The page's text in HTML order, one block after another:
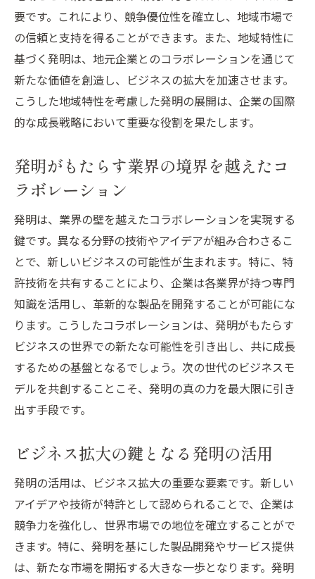
要です。これにより、競争優位性を確立し、地域市場で
の信頼と支持を得ることができます。また、地域特性に
基づく発明は、地元企業とのコラボレーションを通じて
新たな価値を創造し、ビジネスの拡大を加速させます。
こうした地域特性を考慮した発明の展開は、企業の国際
的な成長戦略において重要な役割を果たします。
発明がもたらす業界の境界を越えたコ
ラボレーション
発明は、業界の壁を越えたコラボレーションを実現する
鍵です。異なる分野の技術やアイデアが組み合わさるこ
とで、新しいビジネスの可能性が生まれます。特に、特
許技術を共有することにより、企業は各業界が持つ専門
知識を活用し、革新的な製品を開発することが可能にな
ります。こうしたコラボレーションは、発明がもたらす
ビジネスの世界での新たな可能性を引き出し、共に成長
するための基盤となるでしょう。次の世代のビジネスモ
デルを共創することこそ、発明の真の力を最大限に引き
出す手段です。
ビジネス拡大の鍵となる発明の活用
発明の活用は、ビジネス拡大の重要な要素です。新しい
アイデアや技術が特許として認められることで、企業は
競争力を強化し、世界市場での地位を確立することがで
きます。特に、発明を基にした製品開発やサービス提供
は、新たな市場を開拓する大きな一歩となります。発明